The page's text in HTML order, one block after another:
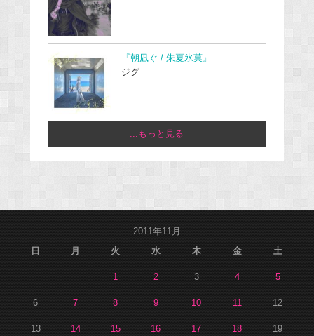
『朝凪ぐ / 朱夏氷菓』
ジグ
...もっと見る
2011年11月
日
月 火 水 木 金 土
1 2 3 4 5
6 7 8 9 10 11 12
13 14 15 16 17 18 19